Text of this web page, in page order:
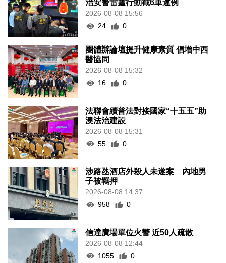
治安警雷霆行動截6車違例
2026-08-08 15:56
24
0
團體辦論壇提升健康素質 倡增中西
醫協同
2026-08-08 15:32
16
0
法聯會續普法對接國家“十五五”助
澳法治建設
2026-08-08 15:31
55
0
涉路氹酒店外殺人未遂案 內地男
子被羈押
2026-08-08 14:37
958
0
信達廣場單位火警 近50人疏散
2026-08-08 12:44
1055
0